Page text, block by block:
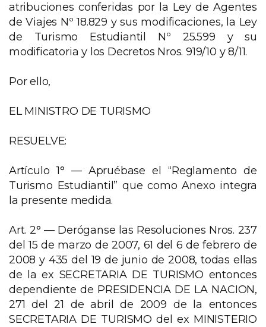
atribuciones conferidas por la Ley de Agentes
de Viajes Nº 18.829 y sus modificaciones, la Ley
de Turismo Estudiantil Nº 25.599 y su
modificatoria y los Decretos Nros. 919/10 y 8/11.
Por ello,
EL MINISTRO DE TURISMO
RESUELVE:
Artículo 1° —Apruébase el “Reglamento de
Turismo Estudiantil” que como Anexo integra
la presente medida.
Art. 2° —Deróganse las Resoluciones Nros. 237
del 15 de marzo de 2007, 61 del 6 de febrero de
2008 y 435 del 19 de junio de 2008, todas ellas
de la ex SECRETARIA DE TURISMO entonces
dependiente de PRESIDENCIA DE LA NACION,
271 del 21 de abril de 2009 de la entonces
SECRETARIA DE TURISMO del ex MINISTERIO